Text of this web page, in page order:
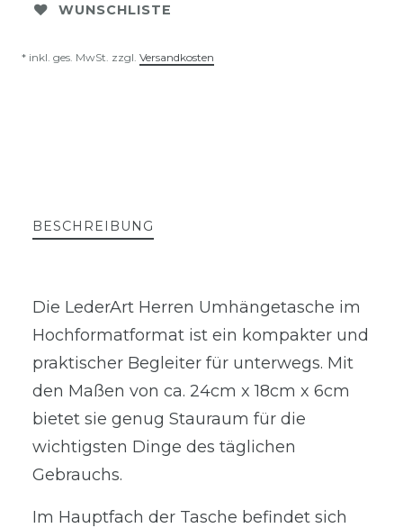
WUNSCHLISTE
* inkl. ges. MwSt. zzgl. Versandkosten
BESCHREIBUNG
Die LederArt Herren Umhängetasche im
Hochformatformat ist ein kompakter und
praktischer Begleiter für unterwegs. Mit
den Maßen von ca. 24cm x 18cm x 6cm
bietet sie genug Stauraum für die
wichtigsten Dinge des täglichen
Gebrauchs.
Im Hauptfach der Tasche befindet sich